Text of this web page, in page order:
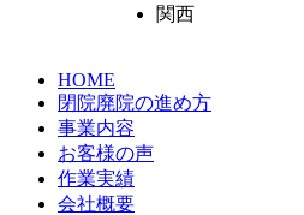
関西
HOME
閉院廃院の進め方
事業内容
お客様の声
作業実績
会社概要